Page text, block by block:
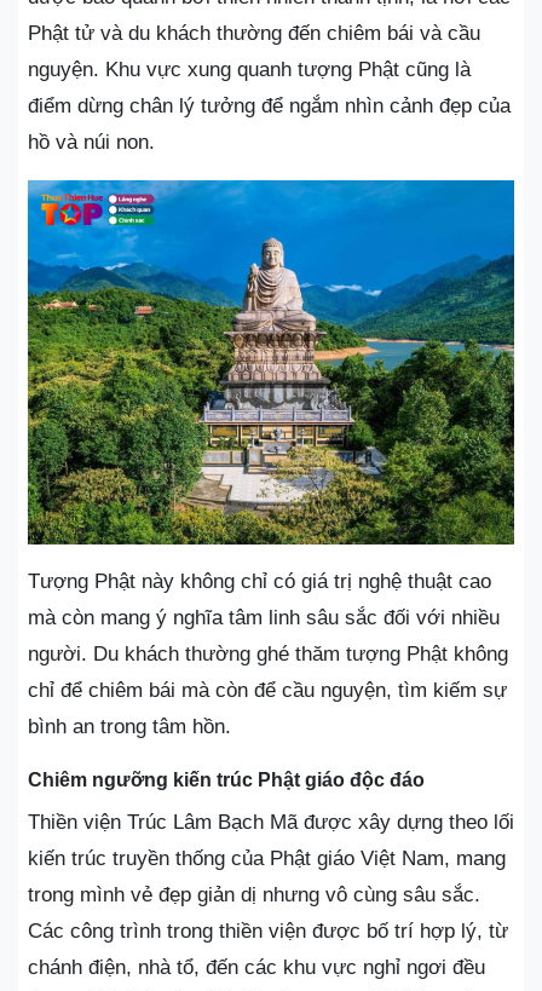
Phật tử và du khách thường đến chiêm bái và cầu
nguyện. Khu vực xung quanh tượng Phật cũng là
điểm dừng chân lý tưởng để ngắm nhìn cảnh đẹp của
hồ và núi non.
Tượng Phật này không chỉ có giá trị nghệ thuật cao
mà còn mang ý nghĩa tâm linh sâu sắc đối với nhiều
người. Du khách thường ghé thăm tượng Phật không
chỉ để chiêm bái mà còn để cầu nguyện, tìm kiếm sự
bình an trong tâm hồn.
Chiêm ngưỡng kiến trúc Phật giáo độc đáo
Thiền viện Trúc Lâm Bạch Mã được xây dựng theo lối
kiến trúc truyền thống của Phật giáo Việt Nam, mang
trong mình vẻ đẹp giản dị nhưng vô cùng sâu sắc.
Các công trình trong thiền viện được bố trí hợp lý, từ
chánh điện, nhà tổ, đến các khu vực nghỉ ngơi đều